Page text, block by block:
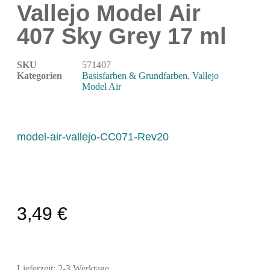
Kompressoren
Schläuche & Kupplungen
Luftfilter & Druckregler
Pinstriping & Linienführung
Oberflächenvorbereitung & Bearbeitung
Vallejo Model Air
407 Sky Grey 17 ml
SKU
571407
Kategorien
Basisfarben & Grundfarben, Vallejo
Model Air
model-air-vallejo-CC071-Rev20
3,49 €